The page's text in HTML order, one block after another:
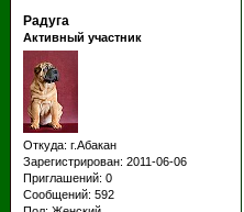
Радуга
Активный участник
Откуда: г.Абакан
Зарегистрирован: 2011-06-06
Приглашений: 0
Сообщений: 592